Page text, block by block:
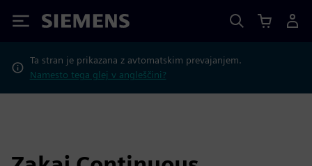
Siemens
Ta stran je prikazana z avtomatskim prevajanjem.
Namesto tega glej v angleščini?